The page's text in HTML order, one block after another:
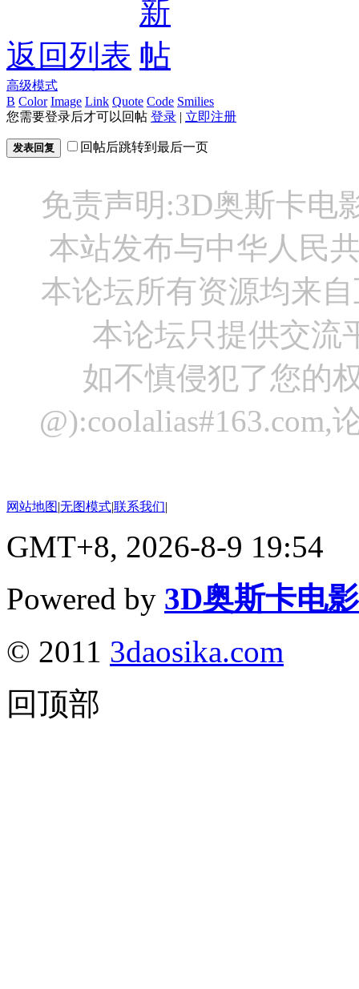
返回列表
高级模式
B Color Image Link Quote Code Smilies
您需要登录后才可以回帖 登录 | 立即注册
发表回复 回帖后跳转到最后一页
免责声明:3D奥斯卡电
本站发布与中华人民
本论坛所有资源均来
本论坛只提供交流
如不慎侵犯了您的
网站地图|无图模式|联系我们|
GMT+8, 2026-8-9 19:54
Powered by 3D奥斯卡电
© 2011 3daosika.com
回顶部